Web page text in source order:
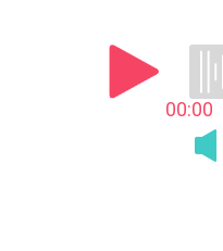
00:00